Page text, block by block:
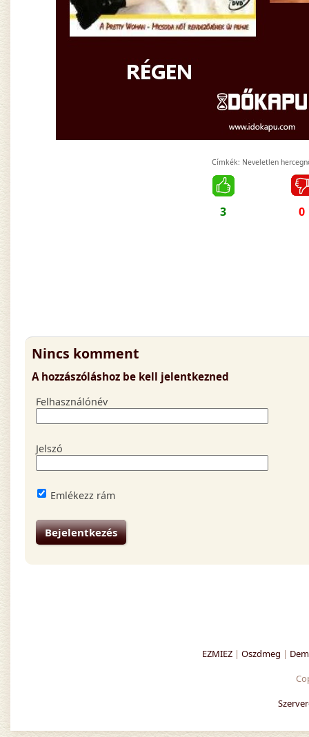
Címkék: Neveletlen
3 0
Nincs komment
A hozzászóláshoz be kell jelentkezned
Felhasználónév
Jelszó
Emlékezz rám
EZMIEZ| Oszdmeg |